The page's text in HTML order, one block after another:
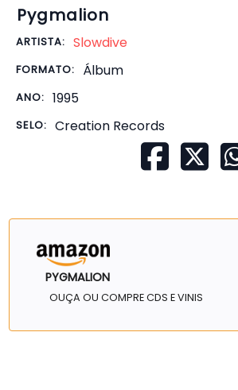
Pygmalion
ARTISTA: Slowdive
FORMATO: Álbum
ANO: 1995
SELO: Creation Records
PYGMALION
OUÇA OU COMPRE CDS E VINIS